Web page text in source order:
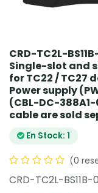
CRD-TC2L-
Single-slot and
for TC22 / TC27
Power supply
(CBL-DC-
cable are sold
En Stock: 1
(0
CRD-TC2L-BS11B-